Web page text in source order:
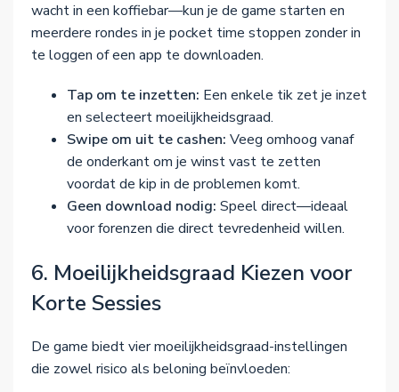
wacht in een koffiebar—kun je de game starten en
meerdere rondes in je pocket time stoppen zonder in
te loggen of een app te downloaden.
Tap om te inzetten: Een enkele tik zet je inzet
en selecteert moeilijkheidsgraad.
Swipe om uit te cashen: Veeg omhoog vanaf
de onderkant om je winst vast te zetten
voordat de kip in de problemen komt.
Geen download nodig: Speel direct—ideaal
voor forenzen die direct tevredenheid willen.
6. Moeilijkheidsgraad Kiezen voor
Korte Sessies
De game biedt vier moeilijkheidsgraad-instellingen
die zowel risico als beloning beïnvloeden: